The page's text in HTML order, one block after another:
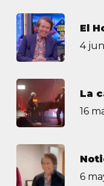
El
4
La
16
6